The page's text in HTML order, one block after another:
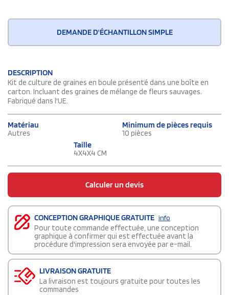
DEMANDE D'ÉCHANTILLON SIMPLE
DESCRIPTION
Kit de culture de graines en boule présenté dans une boîte en
carton. Incluant des graines de mélange de fleurs sauvages.
Fabriqué dans l'UE.
Matériau
Autres
Minimum de pièces requis
10 pièces
Taille
4X4X4 CM
Calculer un devis
CONCEPTION GRAPHIQUE GRATUITE info
Pour toute commande effectuée, une conception
graphique à confirmer qui est effectuée avant la
procédure d'impression sera envoyée par e-mail.
LIVRAISON GRATUITE
La livraison est toujours gratuite pour toutes les
commandes